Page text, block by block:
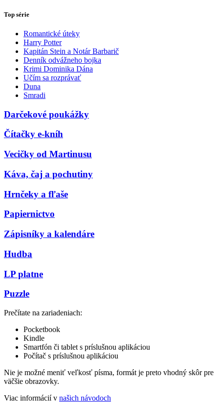
Top série
Romantické úteky
Harry Potter
Kapitán Stein a Notár Barbarič
Denník odvážneho bojka
Krimi Dominika Dána
Učím sa rozprávať
Duna
Smradi
Darčekové poukážky
Čítačky e-kníh
Vecičky od Martinusu
Káva, čaj a pochutiny
Hrnčeky a fľaše
Papiernictvo
Zápisníky a kalendáre
Hudba
LP platne
Puzzle
Prečítate na zariadeniach:
Pocketbook
Kindle
Smartfón či tablet s príslušnou aplikáciou
Počítač s príslušnou aplikáciou
Nie je možné meniť veľkosť písma, formát je preto vhodný skôr pre
väčšie obrazovky.
Viac informácií v našich návodoch